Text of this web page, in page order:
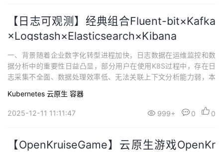
【日志可观测】经典组合Fluent-bit×Kafka
×Logstash×Elasticsearch×Kibana
一、背景随着企业数字化转型进程加快，日志数据在运维监控和数
据分析中的重要性日益凸显，部分用户在使用K8S过程中，存在日
志采集不全面、数据处理效率低、无法关联上下文分析能力弱，本
决云原生环境下日志采集不全、高并发丢包、格式混乱问题，实现
容器日志统一采集、流量削峰、标准化处理，支撑故障快速...
Kubernetes 云原生 容器
2025-12-11 11:11:47 999+ 0 0
【OpenKruiseGame】云原生游戏OpenKr